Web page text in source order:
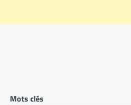
Mots clés